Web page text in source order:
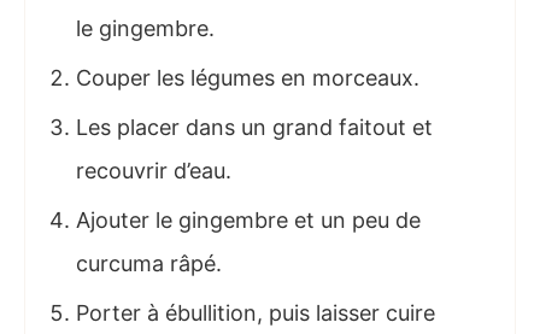
le gingembre.
Couper les légumes en morceaux.
Les placer dans un grand faitout et
recouvrir d’eau.
Ajouter le gingembre et un peu de
curcuma râpé.
Porter à ébullition, puis laisser cuire